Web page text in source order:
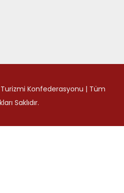
Turizmi Konfederasyonu | Tüm
Saklıdır.